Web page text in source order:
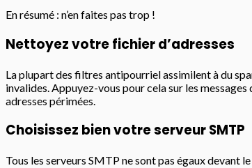
En résumé : n’en faites pas trop !
Nettoyez votre fichier d’adresses
La plupart des filtres antipourriel assimilent à du
invalides. Appuyez-vous pour cela sur les
adresses périmées.
Choisissez bien votre serveur SMTP
Tous les serveurs SMTP ne sont pas égaux devant